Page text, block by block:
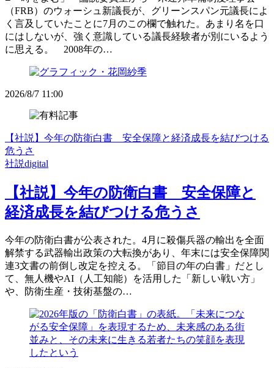
（FRB）のウォーシュ新議長が、グリーンスパン元議長によ
く言及していたことに7月のこの欄で触れた。あまり名を口
にはしないが、強く意識している議長経験者が別にいるよう
に思える。 2008年の…
2026/8/7 11:00
【社説】今年の防衛白書 安全保障と経済成長を結びつける
危うさ
社説digital
【社説】今年の防衛白書 安全保障と
経済成長を結びつける危うさ
今年の防衛白書が公表された。4月に殺傷兵器の輸出を全面
解禁する武器輸出政策の大転換があり、年末には安全保障関
連3文書の前倒し改定を控える。「節目の年の白書」だとし
て、無人機やAI（人工知能）を活用した「新しい戦い方」
や、防衛生産・技術基盤の…